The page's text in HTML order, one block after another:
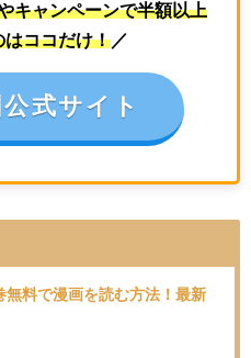
キャンペーンで半額以上
はココだけ！ ／
式サイト
無料で漫画を読む方法！最新